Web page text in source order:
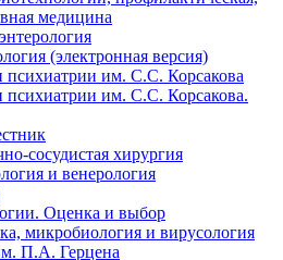
медицина
(электронная версия)
им. С.С. Корсакова
им. С.С. Корсакова.
сосудистая хирургия
и венерология
Оценка и выбор
микробиология и вирусология
П.А. Герцена